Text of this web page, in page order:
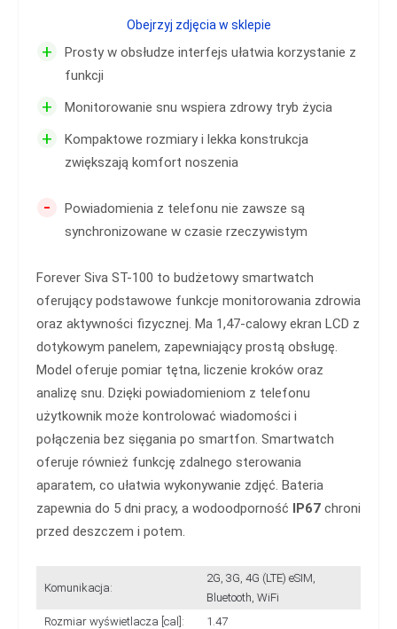
+
Prosty w obsłudze interfejs ułatwia korzystanie z
funkcji
+ Monitorowanie snu wspiera zdrowy tryb życia
+
Kompaktowe rozmiary i lekka konstrukcja
zwiększają komfort noszenia
-
Powiadomienia z telefonu nie zawsze są
synchronizowane w czasie rzeczywistym
Forever Siva ST-100 to budżetowy smartwatch
oferujący podstawowe funkcje monitorowania zdrowia
oraz aktywności fizycznej. Ma 1,47-calowy ekran LCD z
dotykowym panelem, zapewniający prostą obsługę.
Model oferuje pomiar tętna, liczenie kroków oraz
analizę snu. Dzięki powiadomieniom z telefonu
użytkownik może kontrolować wiadomości i
połączenia bez sięgania po smartfon. Smartwatch
oferuje również funkcję zdalnego sterowania
aparatem, co ułatwia wykonywanie zdjęć. Bateria
zapewnia do 5 dni pracy, a wodoodporność IP67 chroni
przed deszczem i potem.
Komunikacja:
2G, 3G, 4G (LTE) eSIM,
Bluetooth, WiFi
Rozmiar wyświetlacza [cal]:
1.47
Obejrzyj zdjęcia w sklepie